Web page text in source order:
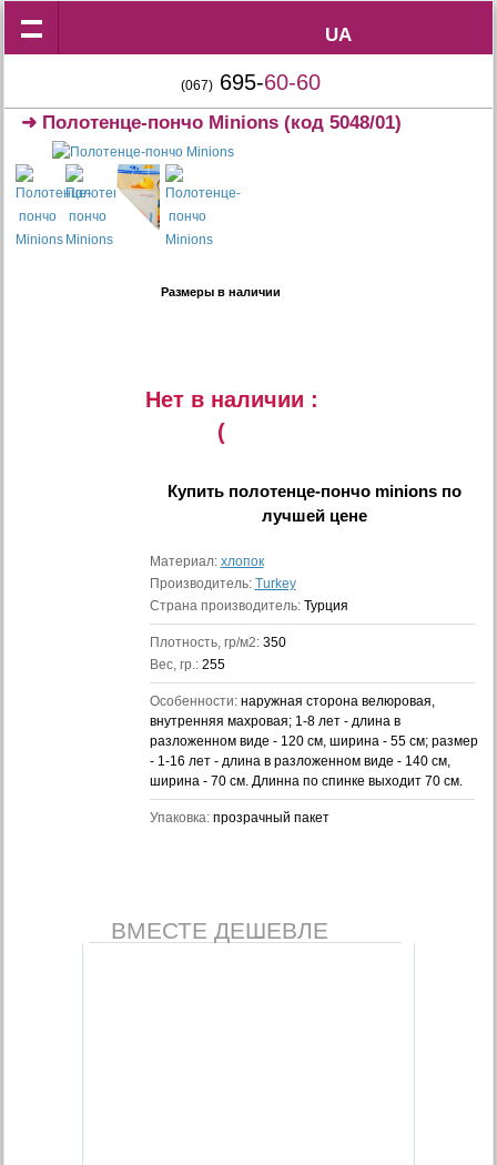
UA
UA
(067) 695-60-60
➜ Полотенце-пончо Minions (код 5048/01)
Размеры в наличии
Нет в наличии :
(
Купить полотенце-пончо minions по
лучшей цене
Материал: хлопок
Производитель: Turkey
Страна производитель: Турция
Плотность, гр/м2: 350
Вес, гр.: 255
Особенности: наружная сторона велюровая,
внутренняя махровая; 1-8 лет - длина в
разложенном виде - 120 см, ширина - 55 см; размер
- 1-16 лет - длина в разложенном виде - 140 см,
ширина - 70 см. Длинна по спинке выходит 70 см.
Упаковка: прозрачный пакет
ВМЕСТЕ ДЕШЕВЛЕ